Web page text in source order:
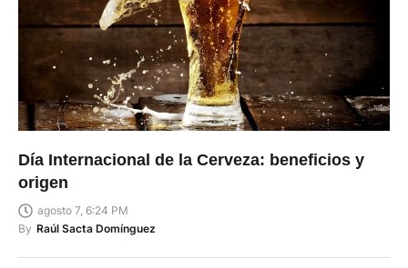
Día Internacional de la Cerveza: beneficios y
origen
agosto 7, 6:24 PM
By Raúl Sacta Domínguez